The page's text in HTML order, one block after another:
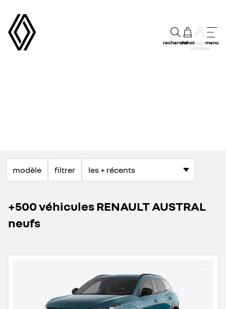
rechercheachatmon
compte
menu
modèle filtrer
+500 véhicules RENAULT AUSTRAL
neufs